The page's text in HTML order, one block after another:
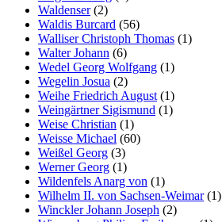
Waldenser(2)
Waldis Burcard (56)
Walliser Christoph Thomas (1)
Walter Johann (6)
Wedel Georg Wolfgang (1)
Wegelin Josua (2)
Weihe Friedrich August (1)
Weingärtner Sigismund (1)
Weise Christian (1)
Weisse Michael (60)
Weißel Georg (3)
Werner Georg (1)
Wildenfels Anarg von (1)
Wilhelm II. von Sachsen-Weimar(1)
Winckler Johann Joseph (2)